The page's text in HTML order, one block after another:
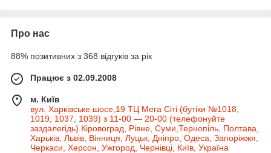
Про нас
88% позитивних з 368 відгуків за рік
Працює з 02.09.2008
м. Київ
вул. Харківське шосе,19 ТЦ Мега Сіті (бутіки №1018,
1019, 1037, 1039) з 11-00 — 20-00 (телефонуйте
заздалегідь) Кіровоград, Рівне, Суми,Тернопіль, Полтава,
Харьків, Львів, Вінниця, Луцьк, Дніпро, Одеса, Запоріжжя,
Черкаси, Херсон, Ужгород, Чернівці, Київ, Україна